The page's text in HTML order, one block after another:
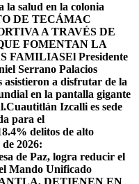
la salud en la colonia
DE TECÁMAC
A TRAVÉS DE
FOMENTAN LA
FAMILIASEl Presidente
Serrano Palacios
asistieron a disfrutar de la
en la pantalla gigante
Cuautitlán Izcalli es sede
para el
delitos de alto
2026:
de Paz, logra reducir el
Mando Unificado
​DETIENEN EN